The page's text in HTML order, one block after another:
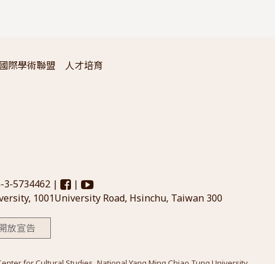
國際學術聯盟 人才培育
3-5734462 |
|
1001University Road, Hsinchu, Taiwan 300
放宣告